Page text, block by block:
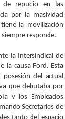
de repudio en las
por la masividad
la movilización
siempre responde.
la Intersindical de
la causa Ford. Esta
del actual
que debutaba por
y los Empleados
Secretarios de
tanto del espacio